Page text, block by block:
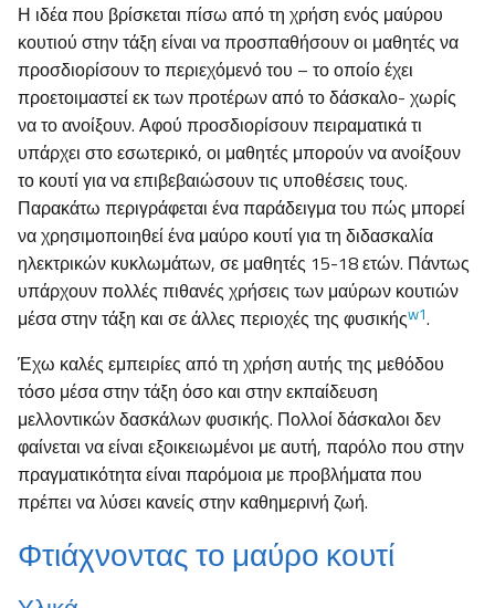
Η ιδέα που βρίσκεται πίσω από τη χρήση ενός μαύρου
κουτιού στην τάξη είναι να προσπαθήσουν οι μαθητές να
προσδιορίσουν το περιεχόμενό του – το οποίο έχει
προετοιμαστεί εκ των προτέρων από το δάσκαλο- χωρίς
να το ανοίξουν. Αφού προσδιορίσουν πειραματικά τι
υπάρχει στο εσωτερικό, οι μαθητές μπορούν να ανοίξουν
το κουτί για να επιβεβαιώσουν τις υποθέσεις τους.
Παρακάτω περιγράφεται ένα παράδειγμα του πώς μπορεί
να χρησιμοποιηθεί ένα μαύρο κουτί για τη διδασκαλία
ηλεκτρικών κυκλωμάτων, σε μαθητές 15-18 ετών. Πάντως
υπάρχουν πολλές πιθανές χρήσεις των μαύρων κουτιών
μέσα στην τάξη και σε άλλες περιοχές της φυσικήςw1.
Έχω καλές εμπειρίες από τη χρήση αυτής της μεθόδου
τόσο μέσα στην τάξη όσο και στην εκπαίδευση
μελλοντικών δασκάλων φυσικής. Πολλοί δάσκαλοι δεν
φαίνεται να είναι εξοικειωμένοι με αυτή, παρόλο που στην
πραγματικότητα είναι παρόμοια με προβλήματα που
πρέπει να λύσει κανείς στην καθημερινή ζωή.
Φτιάχνοντας το μαύρο κουτί